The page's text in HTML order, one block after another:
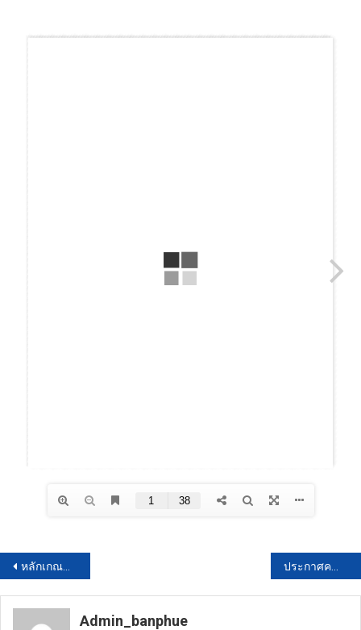
แนะแนว
เรื่อง
หลักเกณฑ์และเงื่อนไขเกี่ยวกับการบริหารงานบุคคลขององค์การบริหารส่วนตำบล พ.ศ.2559 (ฉบับที่ 5)
Admin_banphue